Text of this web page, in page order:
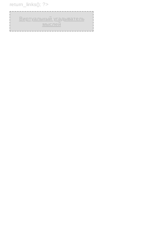
return_links(); ?>
Виртуальный угадыватель
мыслей